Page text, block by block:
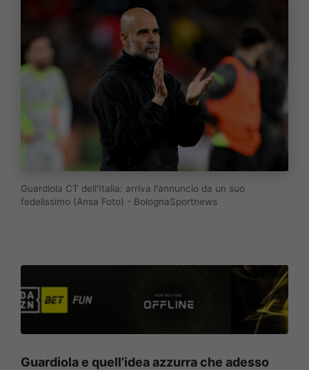
Guardiola CT dell'Italia: arriva l'annuncio da un suo
fedelissimo (Ansa Foto) - BolognaSportnews
Guardiola e quell’idea azzurra che adesso